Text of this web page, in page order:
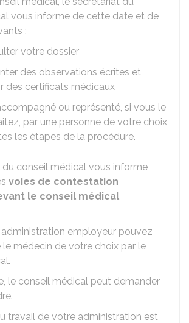
vous informe de cette date et de
:
votre dossier
des observations écrites et
des certificats médicaux
ou représenté, si vous le
par une personne de votre choix
les étapes de la procédure.
du conseil médical vous informe
voies de contestation
le conseil médical
employeur pouvez
le médecin de votre choix par le
le conseil médical peut demander
travail de votre administration est